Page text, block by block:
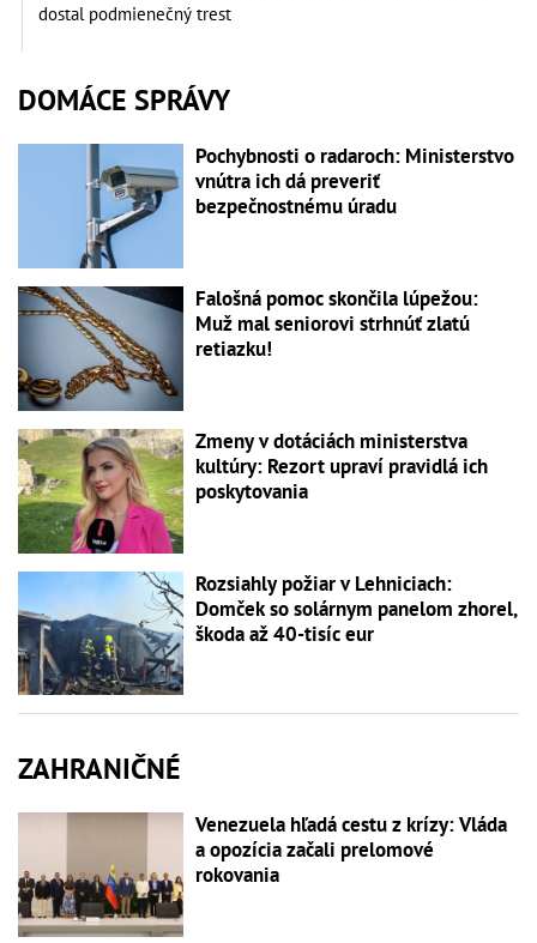
dostal podmienečný trest
DOMÁCE SPRÁVY
Pochybnosti o radaroch: Ministerstvo
vnútra ich dá preveriť
bezpečnostnému úradu
Falošná pomoc skončila lúpežou:
Muž mal seniorovi strhnúť zlatú
retiazku!
Zmeny v dotáciách ministerstva
kultúry: Rezort upraví pravidlá ich
poskytovania
Rozsiahly požiar v Lehniciach:
Domček so solárnym panelom zhorel,
škoda až 40-tisíc eur
ZAHRANIČNÉ
Venezuela hľadá cestu z krízy: Vláda
a opozícia začali prelomové
rokovania